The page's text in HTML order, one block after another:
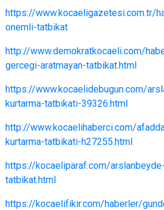
https://www.kocaeligazetesi.com.tr/
onemli-tatbikat
http://www.demokratkocaeli.com/
gercegi-aratmayan-tatbikat.html
https://www.kocaelidebugun.com/
kurtarma-tatbikati-39326.html
http://www.kocaelihaberci.com/
kurtarma-tatbikati-h27255.html
https://kocaeliparaf.com/
tatbikat.html
https://kocaelifikir.com/haberler/